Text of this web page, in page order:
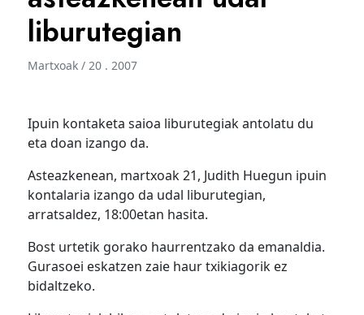
liburutegian
Martxoak / 20 . 2007
Ipuin kontaketa saioa liburutegiak antolatu du
eta doan izango da.
Asteazkenean, martxoak 21, Judith Huegun ipuin
kontalaria izango da udal liburutegian,
arratsaldez, 18:00etan hasita.
Bost urtetik gorako haurrentzako da emanaldia.
Gurasoei eskatzen zaie haur txikiagorik ez
bidaltzeko.